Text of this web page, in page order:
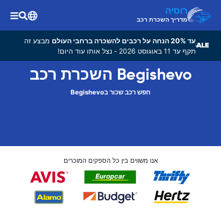
רוסיה
מדריך השכרת רכב
עד 20% הנחה על רכבים להשכרה ברחבי העולם
מבצע זה
תקף עד 11 באוגוסט 2026 - נצל אותו עוד היום!
Begishevo השכרת רכב
חפש רכב שכור בBegishevo
אנו משווים בין כל הספקים המוכרים